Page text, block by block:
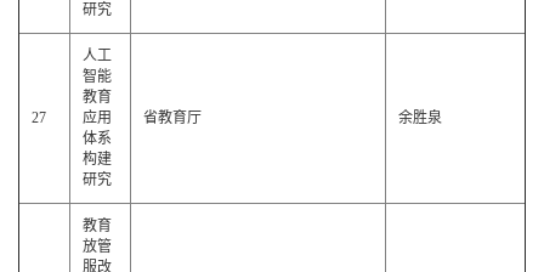
研究
27
人工
智能
教育
应用
体系
构建
研究
省教育厅 余胜泉
教育
放管
服改